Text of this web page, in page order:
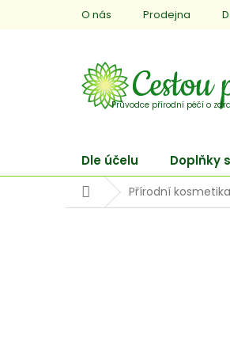
O nás Prodejna
Dle účelu Doplňky
DomůPřírodní kosmetika